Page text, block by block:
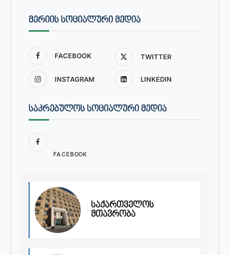
ᲛᲔᲠᲘᲘᲡ ᲡᲝᲪᲘᲐᲚᲣᲠᲘ ᲛᲔᲓᲘᲐ
FACEBOOK TWITTER
INSTAGRAM LINKEDIN
ᲡᲐᲙᲠᲔᲑᲣᲚᲝᲡ ᲡᲝᲪᲘᲐᲚᲣᲠᲘ ᲛᲔᲓᲘᲐ
FACEBOOK
საქართველოს
მთავრობა